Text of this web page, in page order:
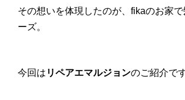
その想いを体現したのが、fikaのお家で
ーズ。
今回は リペアエマルジョンのご紹介で